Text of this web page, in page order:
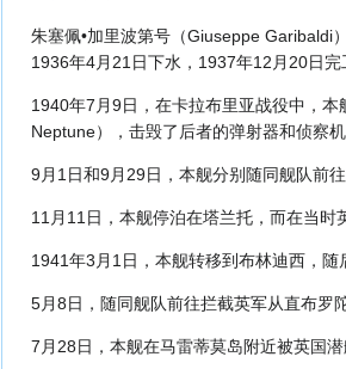
朱塞佩•加里波第号（Giuseppe Garibaldi
1936年4月21日下水，1937年12月20日完
1940年7月9日，在卡拉布里亚战役中，本
Neptune），击毁了后者的弹射器和侦察机
9月1日和9月29日，本舰分别随同舰队前
11月11日，本舰停泊在塔兰托，而在当时
1941年3月1日，本舰转移到布林迪西，随
5月8日，随同舰队前往拦截英军从直布罗
7月28日，本舰在马雷蒂莫岛附近被英国潜